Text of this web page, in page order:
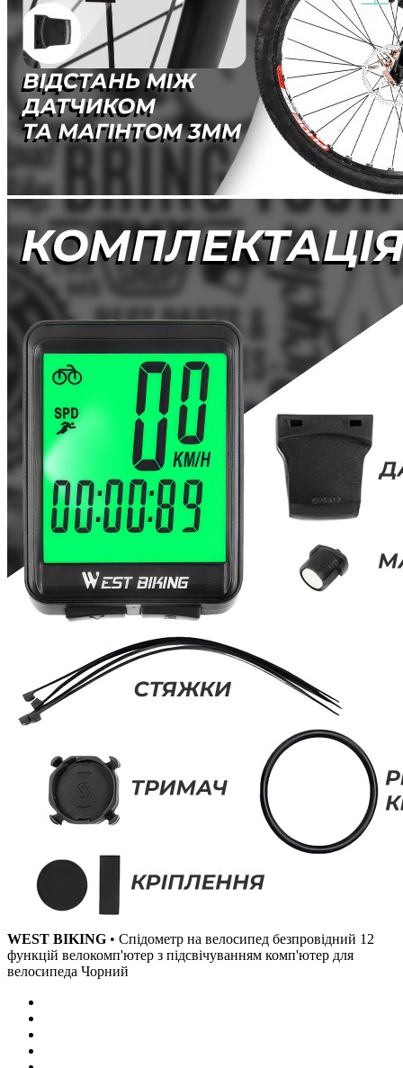
WEST BIKING • Спідометр на велосипед безпровідний 12
функцій велокомп'ютер з підсвічуванням комп'ютер для
велосипеда Чорний